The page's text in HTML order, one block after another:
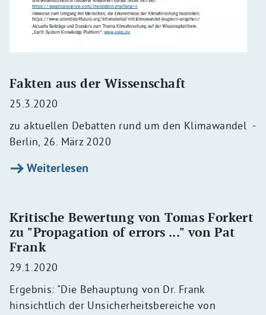
Fakten aus der Wissenschaft
25.3.2020
zu aktuellen Debatten rund um den Klimawandel -
Berlin, 26. März 2020
Weiterlesen
Kritische Bewertung von Tomas Forkert
zu "Propagation of errors ..." von Pat
Frank
29.1.2020
Ergebnis: "Die Behauptung von Dr. Frank
hinsichtlich der Unsicherheitsbereiche von